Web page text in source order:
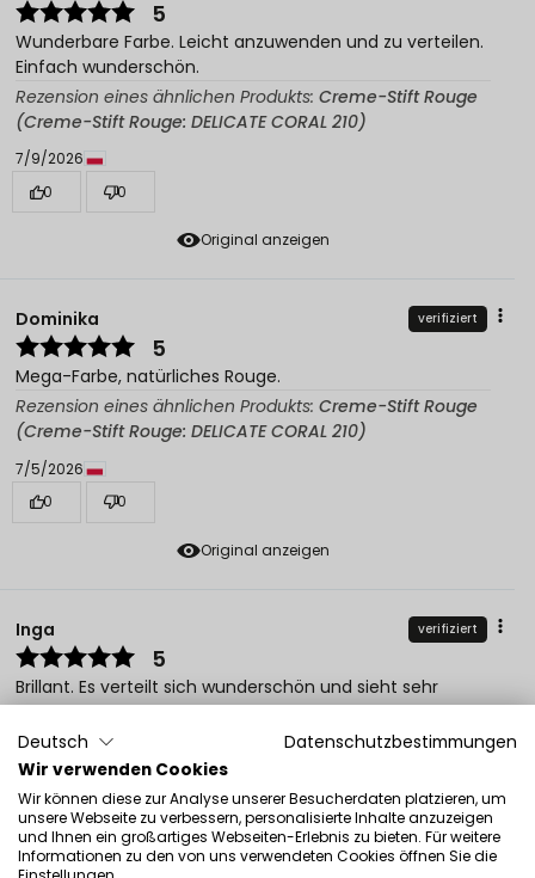
Original anzeigen
5
Wunderbare Farbe. Leicht anzuwenden und zu verteilen.
Einfach wunderschön.
Rezension eines ähnlichen Produkts: Creme-Stift Rouge
(Creme-Stift Rouge: DELICATE CORAL 210)
7/9/2026
0
0
Original anzeigen
Dominika verifiziert
5
Mega-Farbe, natürliches Rouge.
Rezension eines ähnlichen Produkts: Creme-Stift Rouge
(Creme-Stift Rouge: DELICATE CORAL 210)
7/5/2026
0
0
Inga verifiziert
5
Brillant. Es verteilt sich wunderschön und sieht sehr
natürlich aus. Ich kann es sehr empfehlen!
Rezension eines ähnlichen Produkts:Creme-Stift Rouge
(Creme-Stift Rouge: CLASSIC PINK 212)
7/5/2026
0
0
Deutsch
Datenschutzbestimmungen
Wir verwenden Cookies
Wir können diese zur Analyse unserer Besucherdaten platzieren, um
unsere Webseite zu verbessern, personalisierte Inhalte anzuzeigen
und Ihnen ein großartiges Webseiten-Erlebnis zu bieten. Für weitere
Informationen zu den von uns verwendeten Cookies öffnen Sie die